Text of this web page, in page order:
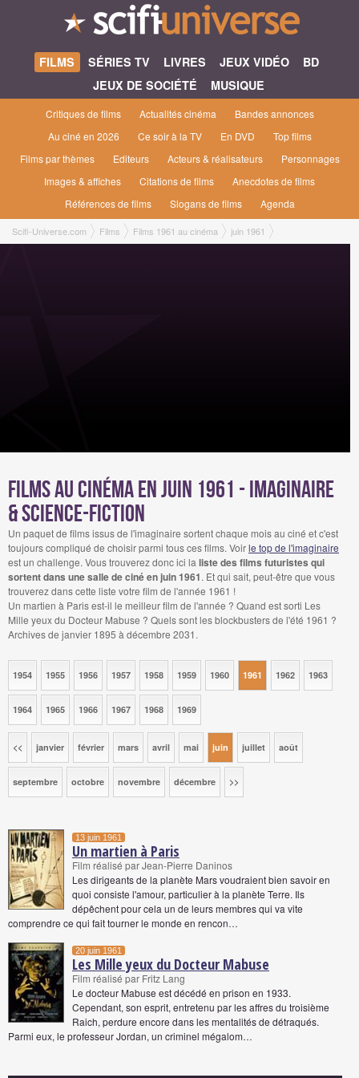
FILMS SÉRIES TV LIVRES JEUX VIDÉO
BD
JEUX DE SOCIÉTÉ
MUSIQUE
Critiques de films Actualités cinéma
Bandes annonces
Au ciné en 2026
Ce soir à la TV En DVD
Top films
Films par thèmes
Editeurs Acteurs & réalisateurs
Personnages
Images & affiches
Citations de films
Anecdotes de films
Références de films
Slogans de films Agenda
Scifi-Universe.com Films Films 1961 au cinéma juin 1961
Films au cinéma en juin 1961 - Imaginaire
& Science-Fiction
Un paquet de films issus de l'imaginaire sortent chaque mois au ciné et c'est
toujours compliqué de choisir parmi tous ces films. Voirle top de l'imaginaire
est un challenge. Vous trouverez donc ici la liste des films futuristes qui
sortent dans une salle de ciné en juin 1961. Et qui sait, peut-être que vous
trouverez dans cette liste votre film de l'année 1961 !
Un martien à Paris est-il le meilleur film de l'année ? Quand est sorti Les
Mille yeux du Docteur Mabuse ? Quels sont les blockbusters de l'été 1961 ?
Archives de janvier 1895 à décembre 2031.
1954 1955 1956 1957 1958 1959 1960 1961 1962 1963
1964 1965 1966 1967 1968 1969
<< janvier février mars avril mai juin juillet août
septembre octobre novembre décembre >>
13 juin 1961
Un martien à Paris
Film réalisé par Jean-Pierre Daninos
Les dirigeants de la planète Mars voudraient bien savoir en
quoi consiste l'amour, particulier à la planète Terre. Ils
dépêchent pour cela un de leurs membres qui va vite
comprendre ce qui fait tourner le monde en rencon…
20 juin 1961
Les Mille yeux du Docteur Mabuse
Film réalisé par Fritz Lang
Le docteur Mabuse est décédé en prison en 1933.
Cependant, son esprit, entretenu par les affres du troisième
Raich, perdure encore dans les mentalités de détraqués.
Parmi eux, le professeur Jordan, un criminel mégalom…